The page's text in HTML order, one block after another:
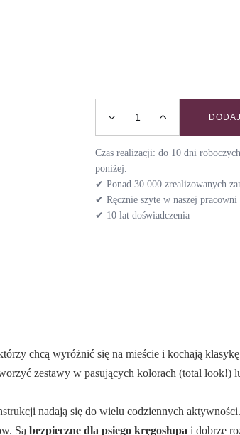
Szelki guard
Czas realizacji: do 10 dni
poniżej.
✔ Ponad 30 000 zrealizowanych
✔ Ręcznie szyte w naszej
✔ 10 lat doświadczenia
chcą wyróżnić się na mieście i kochają
zestawy w pasujących kolorach (total
nadają się do wielu codziennych
Są bezpieczne dla psiego kręgosłupa i dobrze